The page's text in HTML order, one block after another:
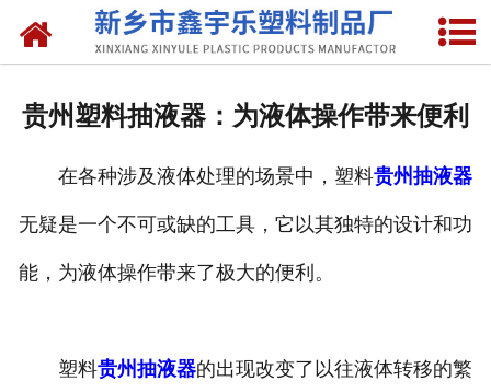
网站首页
贵州塑料抽液器：为液体操作带来便利
在各种涉及液体处理的场景中，塑料贵州抽液器
无疑是一个不可或缺的工具，它以其独特的设计和功
能，为液体操作带来了极大的便利。
塑料贵州抽液器的出现改变了以往液体转移的繁